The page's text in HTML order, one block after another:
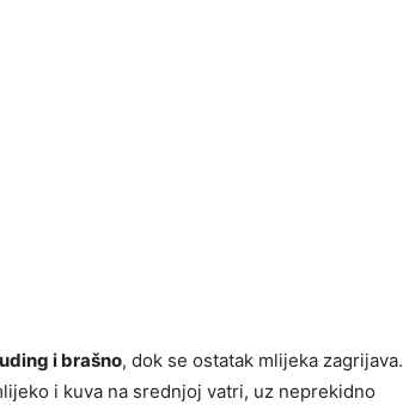
i brašno, dok se ostatak mlijeka zagrijava.
i kuva na srednjoj vatri, uz neprekidno